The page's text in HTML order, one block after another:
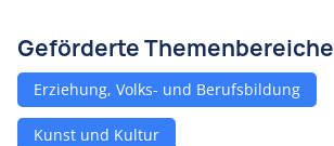
Geförderte Themenbereiche
Erziehung, Volks- und Berufsbildung
Kunst und Kultur